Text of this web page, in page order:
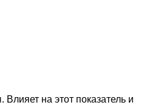
на этот показатель и